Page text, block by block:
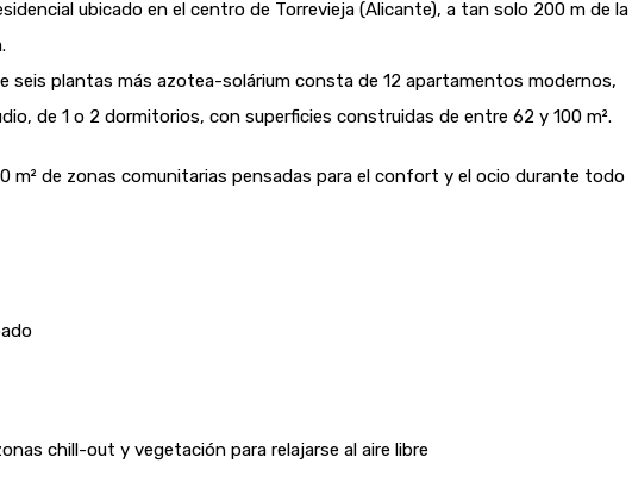
ubicado en el centro de Torrevieja (Alicante), a tan solo 200 m de la
seis plantas más azotea-solárium consta de 12 apartamentos modernos,
de 1 o 2 dormitorios, con superficies construidas de entre 62 y 100 m².
m² de zonas comunitarias pensadas para el confort y el ocio durante todo
chill-out y vegetación para relajarse al aire libre